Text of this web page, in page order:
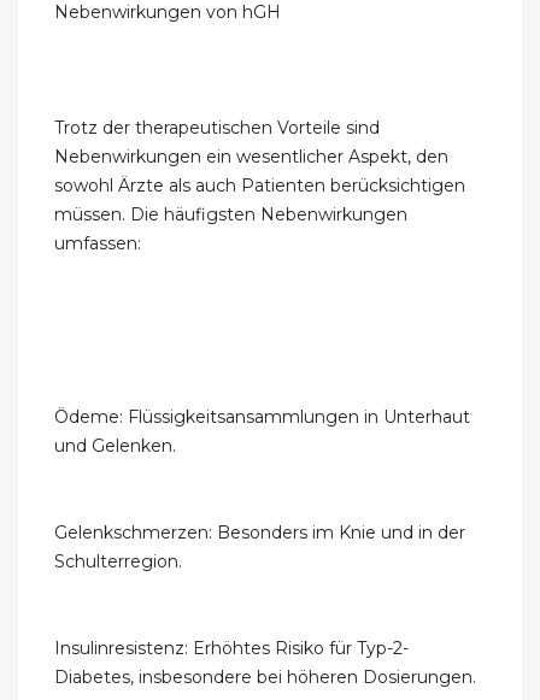
Nebenwirkungen von hGH
Trotz der therapeutischen Vorteile sind
Nebenwirkungen ein wesentlicher Aspekt, den
sowohl Ärzte als auch Patienten berücksichtigen
müssen. Die häufigsten Nebenwirkungen
umfassen:
Ödeme: Flüssigkeitsansammlungen in Unterhaut
und Gelenken.
Gelenkschmerzen: Besonders im Knie und in der
Schulterregion.
Insulinresistenz: Erhöhtes Risiko für Typ-2-
Diabetes, insbesondere bei höheren Dosierungen.